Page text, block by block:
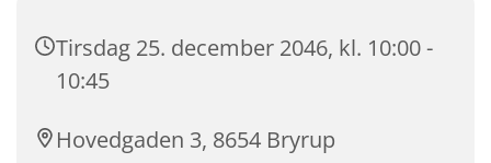
Tirsdag 25. december 2046, kl. 10:00 -
10:45
Hovedgaden 3, 8654 Bryrup